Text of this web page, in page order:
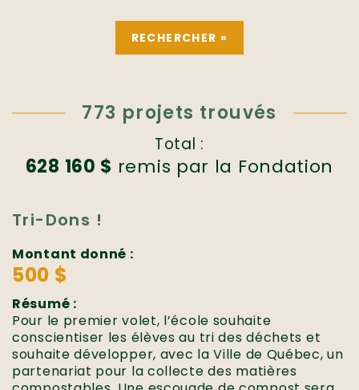
773 projets trouvés
Total :
628 160 $ remis par la Fondation
Tri-Dons !
Montant donné :
500 $
Résumé :
Pour le premier volet, l’école souhaite
conscientiser les élèves au tri des déchets et
souhaite développer, avec la Ville de Québec, un
partenariat pour la collecte des matières